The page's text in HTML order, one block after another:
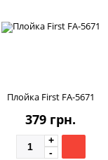
Плойка First FA-5671
379 грн.